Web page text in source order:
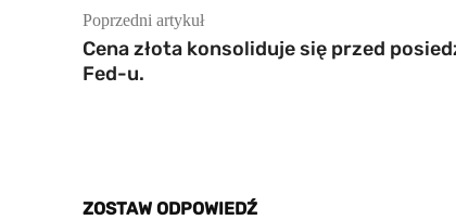
Poprzedni artykuł
Cena złota konsoliduje się przed
Fed-u.
ZOSTAW ODPOWIEDŹ